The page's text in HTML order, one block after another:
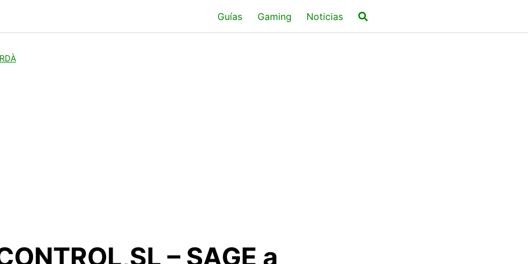
Guías Gaming Noticias
– SAGE a